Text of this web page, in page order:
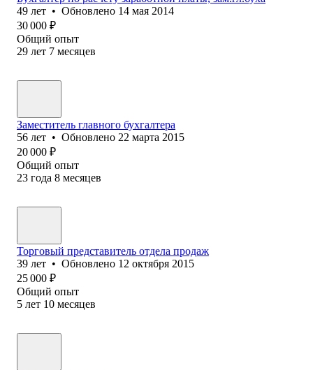
49 лет • Обновлено 14 мая 2014
30 000 ₽
Общий опыт
29 лет 7 месяцев
Заместитель главного бухгалтера
56 лет • Обновлено 22 марта 2015
20 000 ₽
Общий опыт
23 года 8 месяцев
Торговый представитель отдела продаж
39 лет • Обновлено 12 октября 2015
25 000 ₽
Общий опыт
5 лет 10 месяцев